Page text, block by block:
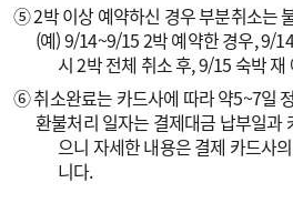
⑤ 2박 이상 예약하신 경우 부분취소는
(예) 9/14~9/15 2박 예약한 경우, 9/
시 2박 전체 취소 후, 9/15 숙박 재
⑥ 취소완료는 카드사에 따라 약5~7일
환불처리 일자는 결제대금 납부일과
으니 자세한 내용은 결제 카드사
니다.